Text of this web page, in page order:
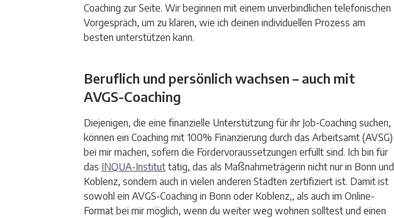
Coaching zur Seite. Wir beginnen mit einem unverbindlichen telefonischen
Vorgespräch, um zu klären, wie ich deinen individuellen Prozess am
besten unterstützen kann.
Beruflich und persönlich wachsen – auch mit
AVGS-Coaching
Diejenigen, die eine finanzielle Unterstützung für ihr Job-Coaching suchen,
können ein Coaching mit 100% Finanzierung durch das Arbeitsamt (AVSG)
bei mir machen, sofern die Fördervoraussetzungen erfüllt sind. Ich bin für
das INQUA-Institut tätig, das als Maßnahmeträgerin nicht nur in Bonn und
Koblenz, sondern auch in vielen anderen Städten zertifiziert ist. Damit ist
sowohl ein AVGS-Coaching in Bonn oder Koblenz,, als auch im Online-
Format bei mir möglich, wenn du weiter weg wohnen solltest und einen